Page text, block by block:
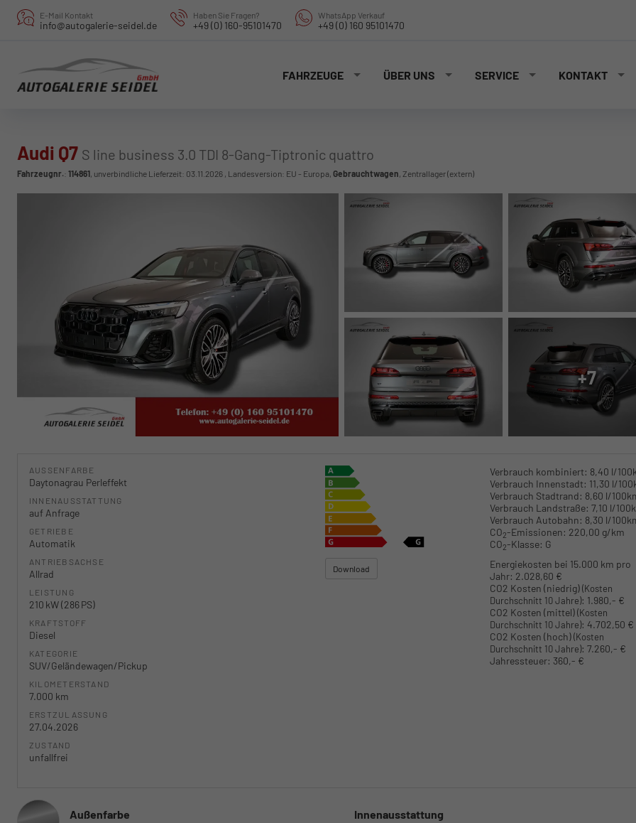
E-Mail Kontakt
info@autogalerie-seidel.de
Haben Sie Fragen?
+49 (0) 160-95101470
WhatsApp Verkauf
+49 (0) 160 95101470
FAHRZEUGE ÜBER UNS SERVICE KONTAKT
Audi Q7 S line business 3.0 TDI 8-Gang-Tiptronic quattro
Fahrzeugnr.: 114861, unverbindliche Lieferzeit: 03.11.2026 , Landesversion: EU - Europa, Gebrauchtwagen, Zentrallager (extern)
+7
AUSSENFARBE
Daytonagrau Perleffekt
INNENAUSSTATTUNG
auf Anfrage
GETRIEBE
Automatik
ANTRIEBSACHSE
Allrad
LEISTUNG
210 kW (286 PS)
KRAFTSTOFF
Diesel
KATEGORIE
SUV/Geländewagen/Pickup
KILOMETERSTAND
7.000 km
ERSTZULASSUNG
27.04.2026
ZUSTAND
unfallfrei
Verbrauch kombiniert: 8,40 l/
Verbrauch Innenstadt: 11,30 l/
Verbrauch Stadtrand: 8,60 l/
Verbrauch Landstraße: 7,10 l/
Verbrauch Autobahn: 8,30 l/
CO2-Emissionen: 220,00 g/km
CO2-Klasse: G
Download
Energiekosten bei 15.000 km pro
Jahr: 2.028,60 €
CO2 Kosten (niedrig)(Kosten
Durchschnitt 10 Jahre): 1.980,- €
CO2 Kosten (mittel)(Kosten
Durchschnitt 10 Jahre): 4.702,50 €
CO2 Kosten (hoch)(Kosten
Durchschnitt 10 Jahre): 7.260,- €
Jahressteuer: 360,- €
Außenfarbe
Innenausstattung